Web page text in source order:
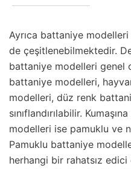
Ayrıca battaniye
de çeşitlenebilmektedir.
battaniye modelleri genel
battaniye modelleri,
modelleri, düz renk
sınıflandırılabilir.
modelleri ise pamuklu ve
Pamuklu battaniye
herhangi bir rahatsız